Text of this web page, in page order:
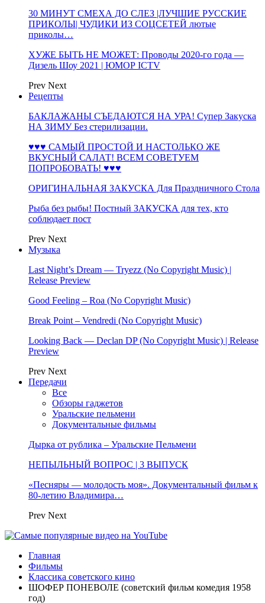
30 МИНУТ СМЕХА ДО СЛЕЗ |ЛУЧШИЕ РУССКИЕ
ПРИКОЛЫ| ЧУДИКИ ИЗ СОЦСЕТЕЙ лютые
приколы…
ХУЖЕ БЫТЬ НЕ МОЖЕТ: Проводы 2020-го года —
Дизель Шоу 2021 | ЮМОР ICTV
Prev Next
Рецепты
БАКЛАЖАНЫ СЪЕДАЮТСЯ НА УРА! Супер Закуска
НА ЗИМУ Без стерилизации.
♥♥♥ САМЫЙ ПРОСТОЙ И НАСТОЛЬКО ЖЕ
ВКУСНЫЙ САЛАТ! ВСЕМ СОВЕТУЕМ
ПОПРОБОВАТЬ! ♥♥♥
ОРИГИНАЛЬНАЯ ЗАКУСКА Для Праздничного Стола
Рыба без рыбы! Постный ЗАКУСКА для тех, кто
соблюдает пост
Prev Next
Музыка
Last Night’s Dream — Tryezz (No Copyright Music) |
Release Preview
Good Feeling – Roa (No Copyright Music)
Break Point – Vendredi (No Copyright Music)
Looking Back — Declan DP (No Copyright Music) | Release
Preview
Prev Next
Передачи
Все
Обзоры гаджетов
Уральские пельмени
Документальные фильмы
Дырка от рублика – Уральские Пельмени
НЕПЫЛЬНЫЙ ВОПРОС | 3 ВЫПУСК
«Песняры — молодость моя». Документальный фильм к
80-летию Владимира…
Prev Next
Главная
Фильмы
Классика советского кино
ШОФЕР ПОНЕВОЛЕ (советский фильм комедия 1958
год)